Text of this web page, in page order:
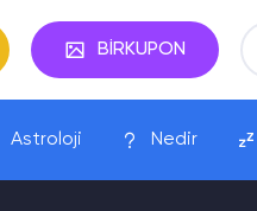
BİRKUPON
Astroloji Nedir